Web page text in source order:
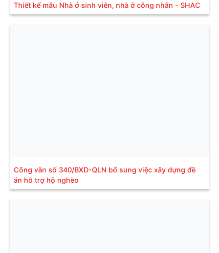
Thiết kế mẫu Nhà ở sinh viên, nhà ở công nhân - SHAC
Công văn số 340/BXD-QLN bổ sung việc xây dựng đề
án hỗ trợ hộ nghèo